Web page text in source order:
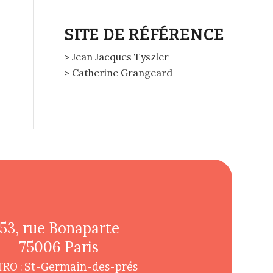
SITE DE RÉFÉRENCE
> Jean Jacques Tyszler
> Catherine Grangeard
53, rue Bonaparte
75006 Paris
: St-Germain-des-prés